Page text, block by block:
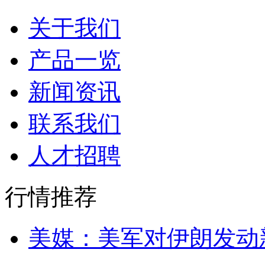
关于我们
产品一览
新闻资讯
联系我们
人才招聘
行情推荐
美媒：美军对伊朗发动